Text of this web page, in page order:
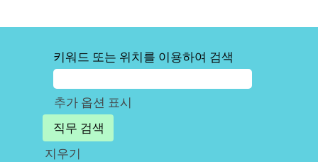
키워드 또는 위치를 이용하여 검색
추가 옵션 표시
지우기